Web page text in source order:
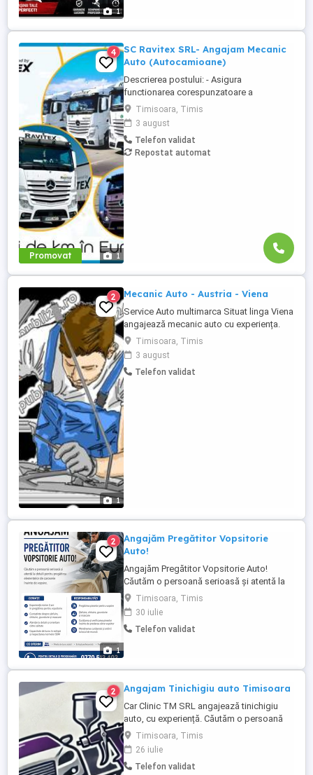
1
Promovat 1
4
SC Ravitex SRL- Angajam Mecanic
Auto (Autocamioane)
Descrierea postului: - Asigura
functionarea corespunzatoare a
mijloacelor de transport ale unitatii; -
Întretine mijloacele de transport înainte de
plecarea in cursa; - Urmareste starea
tehnica a mijloacelor de transport si
anunta seful direct la sesizarea unor
Timisoara, Timis
3 august
Telefon validat
Repostat automat
1
2 Mecanic Auto - Austria - Viena
Service Auto multimarca Situat linga Viena
angajează mecanic auto cu experiența.
+Se oferă condiții bune de lucru Luni- Joi
de la Ora 08-12 si 13-17 si Vineri 08-12 si
13-15,30 + 8 Ore pe zi + Contract nelimitat
! +14 Salari (In Iunie si Noiembrie dublu
Timisoara, Timis
3 august
Telefon validat
1
2
Angajăm Pregătitor Vopsitorie
Auto!
Angajăm Pregătitor Vopsitorie Auto!
Căutăm o persoană serioasă și atentă la
detalii pentru pregătirea elementelor de
caroserie înainte de vopsire. Cerințe:
Experiență minim 2 ani în domeniu
Cunoștințe despre șlefuire, chituire,
Timisoara, Timis
30 iulie
Telefon validat
2 Angajam Tinichigiu auto Timisoara
Car Clinic TM SRL angajează tinichigiu
auto, cu experiență. Căutăm o persoană
serioasă, responsabilă, care își dorește un
loc de muncă stabil. Oferim : -salariu
atractiv, negociabil în funcție de
experiență, -program de lucru de luni până
Timisoara, Timis
26 iulie
Telefon validat